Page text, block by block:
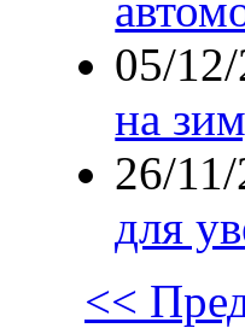
05/
на
26/
для
<<